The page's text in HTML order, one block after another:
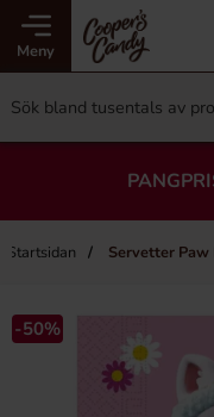
Meny
Startsidan Servetter
-50%